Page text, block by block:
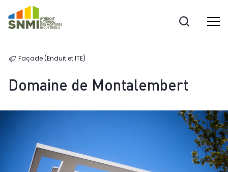
Façade (Enduit et ITE)
Domaine de Montalembert
Cookies management panel